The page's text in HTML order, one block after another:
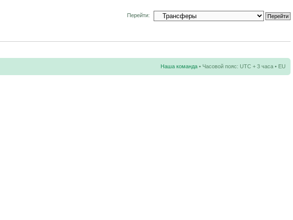
Перейти:
Наша команда • Часовой пояс: UTC + 3 часа • EU